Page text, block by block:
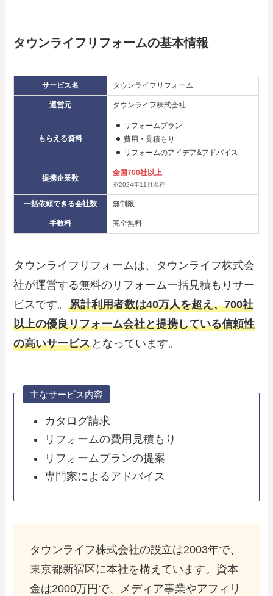
タウンライフリフォームの基本情報
サービス名 タウンライフリフォーム
運営元 タウンライフ株式会社
もらえる資料
リフォームプラン
費用・見積もり
リフォームのアイデア&アドバイス
提携企業数
全国700社以上
※2024年11月現在
一括依頼できる会社数 無制限
手数料 完全無料
タウンライフリフォームは、タウンライフ株式会
社が運営する無料のリフォーム一括見積もりサー
ビスです。累計利用者数は40万人を超え、700社
以上の優良リフォーム会社と提携している信頼性
の高いサービス となっています。
主なサービス内容
カタログ請求
リフォームの費用見積もり
リフォームプランの提案
専門家によるアドバイス
タウンライフ株式会社の設立は2003年で、
東京都新宿区に本社を構えています。資本
金は2000万円で、メディア事業やアフィリ